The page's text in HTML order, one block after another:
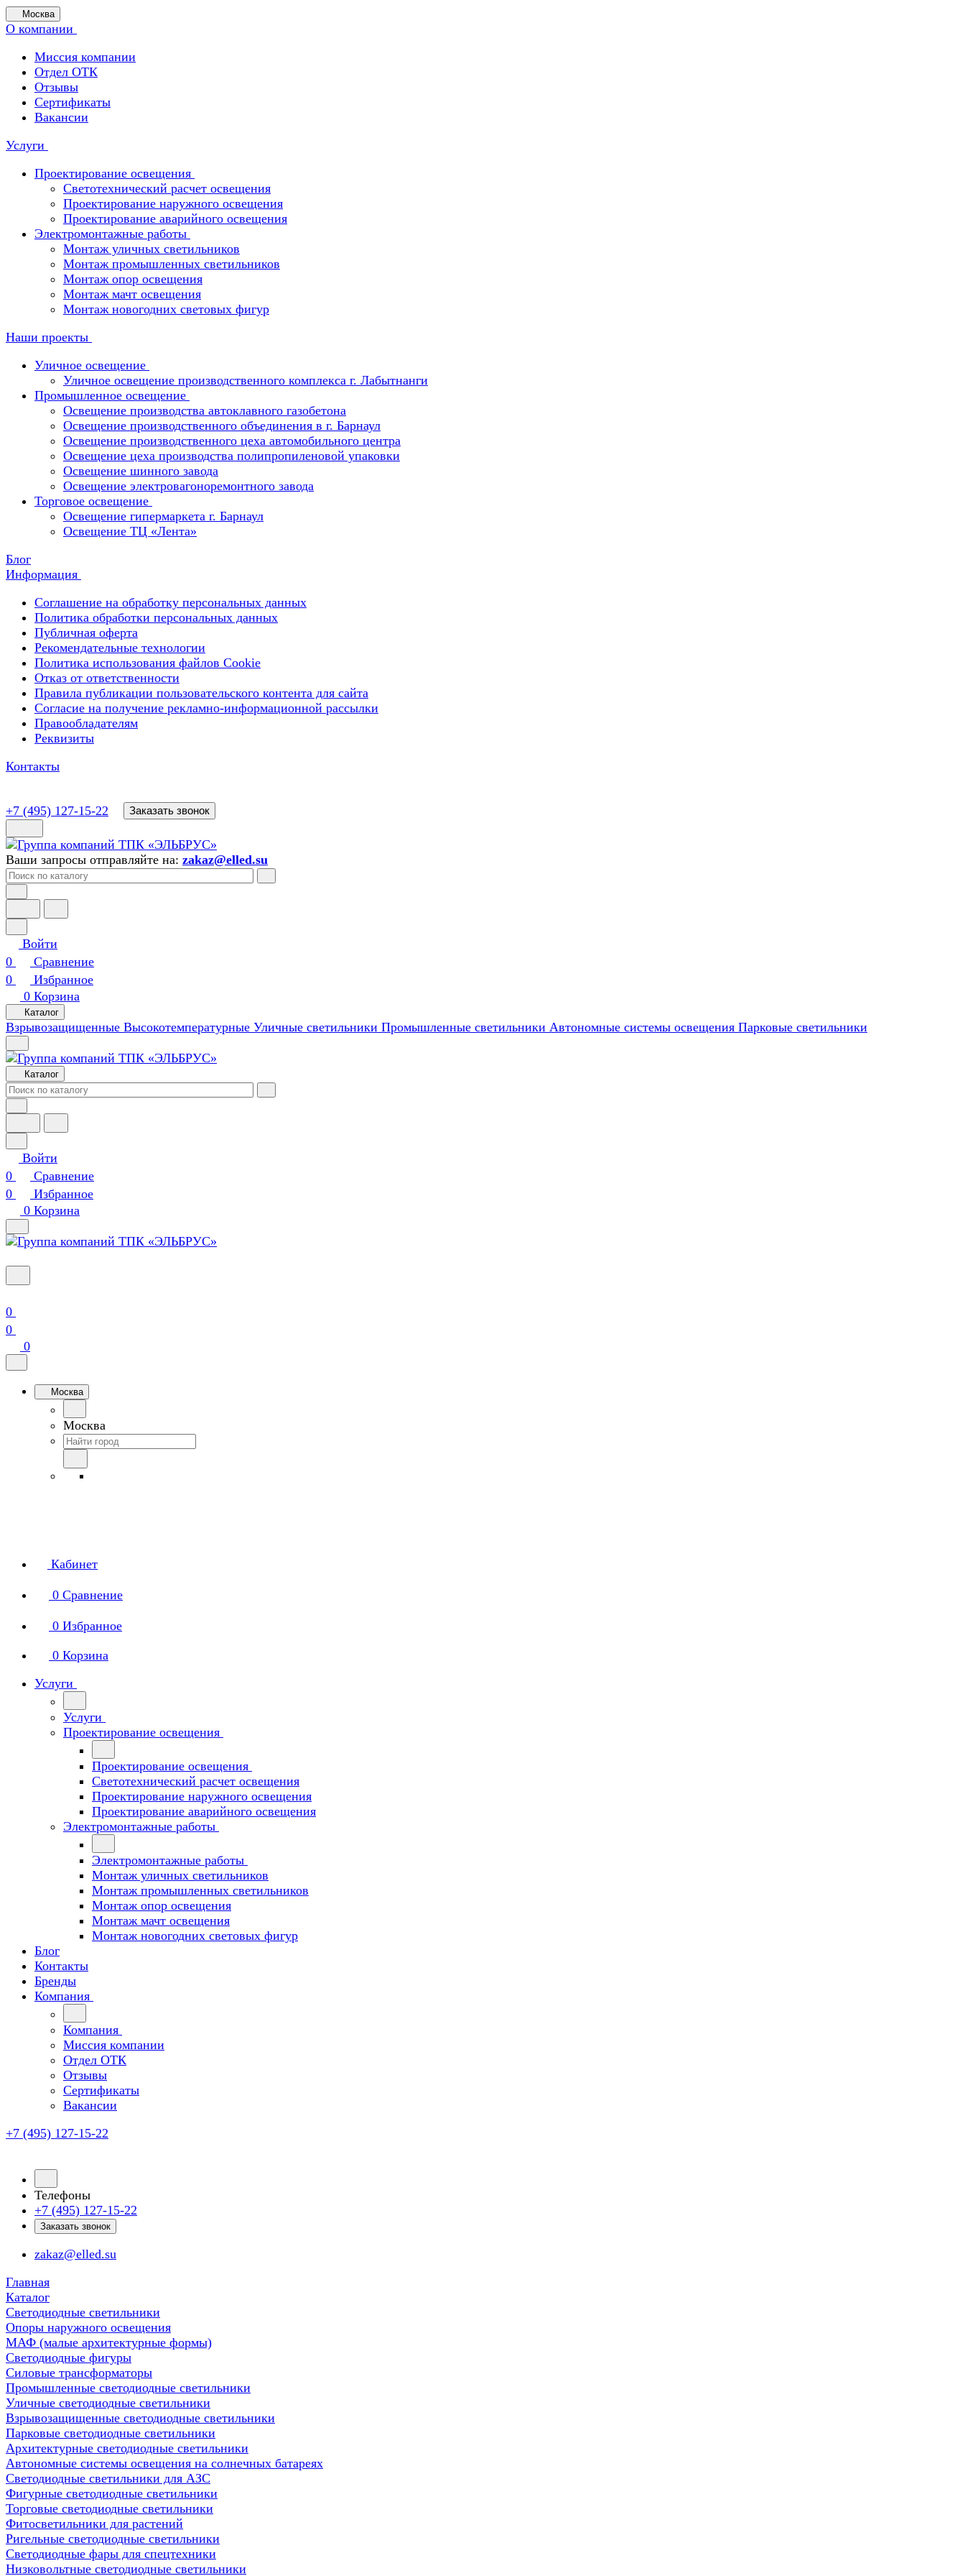
Москва
О компании
Миссия компании
Отдел ОТК
Отзывы
Сертификаты
Вакансии
Услуги
Проектирование освещения
Светотехнический расчет освещения
Проектирование наружного освещения
Проектирование аварийного освещения
Электромонтажные работы
Монтаж уличных светильников
Монтаж промышленных светильников
Монтаж опор освещения
Монтаж мачт освещения
Монтаж новогодних световых фигур
Наши проекты
Уличное освещение
Уличное освещение производственного комплекса г. Лабытнанги
Промышленное освещение
Освещение производства автоклавного газобетона
Освещение производственного объединения в г. Барнаул
Освещение производственного цеха автомобильного центра
Освещение цеха производства полипропиленовой упаковки
Освещение шинного завода
Освещение электровагоноремонтного завода
Торговое освещение
Освещение гипермаркета г. Барнаул
Освещение ТЦ «Лента»
Блог
Информация
Соглашение на обработку персональных данных
Политика обработки персональных данных
Публичная оферта
Рекомендательные технологии
Политика использования файлов Cookie
Отказ от ответственности
Правила публикации пользовательского контента для сайта
Согласие на получение рекламно-информационной рассылки
Правообладателям
Реквизиты
Контакты
+7 (495) 127-15-22 Заказать звонок
Ваши запросы отправляйте на: zakaz@elled.su
Войти
0
Сравнение
0
Избранное
0 Корзина
Каталог
Взрывозащищенные Высокотемпературные Уличные светильники Промышленные светильники Автономные системы освещения Парковые светильники
Каталог
Войти
0
Сравнение
0
Избранное
0 Корзина
0
0
0
Москва
Москва
Кабинет
0 Сравнение
0 Избранное
0 Корзина
Услуги
Услуги
Проектирование освещения
Проектирование освещения
Светотехнический расчет освещения
Проектирование наружного освещения
Проектирование аварийного освещения
Электромонтажные работы
Электромонтажные работы
Монтаж уличных светильников
Монтаж промышленных светильников
Монтаж опор освещения
Монтаж мачт освещения
Монтаж новогодних световых фигур
Блог
Контакты
Бренды
Компания
Компания
Миссия компании
Отдел ОТК
Отзывы
Сертификаты
Вакансии
+7 (495) 127-15-22
Телефоны
+7 (495) 127-15-22
Заказать звонок
zakaz@elled.su
Главная
Каталог
Светодиодные светильники
Опоры наружного освещения
МАФ (малые архитектурные формы)
Светодиодные фигуры
Силовые трансформаторы
Промышленные светодиодные светильники
Уличные светодиодные светильники
Взрывозащищенные светодиодные светильники
Парковые светодиодные светильники
Архитектурные светодиодные светильники
Автономные системы освещения на солнечных батареях
Светодиодные светильники для АЗС
Фигурные светодиодные светильники
Торговые светодиодные светильники
Фитосветильники для растений
Ригельные светодиодные светильники
Cветодиодные фары для спецтехники
Низковольтные светодиодные светильники